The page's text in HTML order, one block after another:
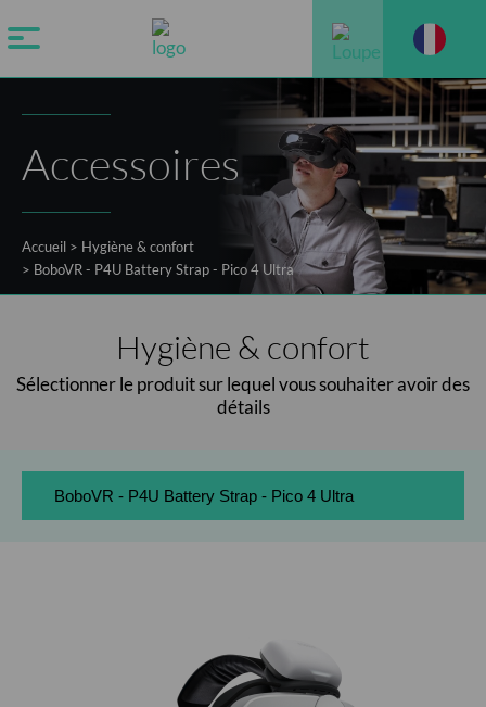
Accessoires
Accueil > Hygiène & confort
> BoboVR - P4U Battery Strap - Pico 4 Ultra
Hygiène & confort
Sélectionner le produit sur lequel vous souhaiter avoir des
détails